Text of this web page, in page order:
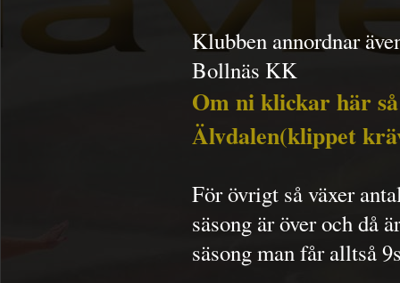
Klubben annordnar
Bollnäs KK
Om ni klickar här
Älvdalen(klippet
För övrigt så växer
säsong är över och då
säsong man får alltså